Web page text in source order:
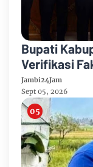
Bupati
Verifikasi
Tahun 2026-
Jambi24Jam
Sept 05, 2026